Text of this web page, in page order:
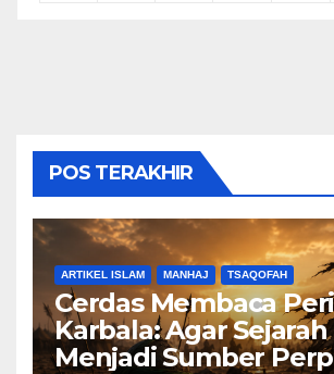
POS TERAKHIR
ARTIKEL ISLAM MANHAJ TSAQOFAH
Cerdas Membaca
Karbala: Agar
Menjadi Sumber